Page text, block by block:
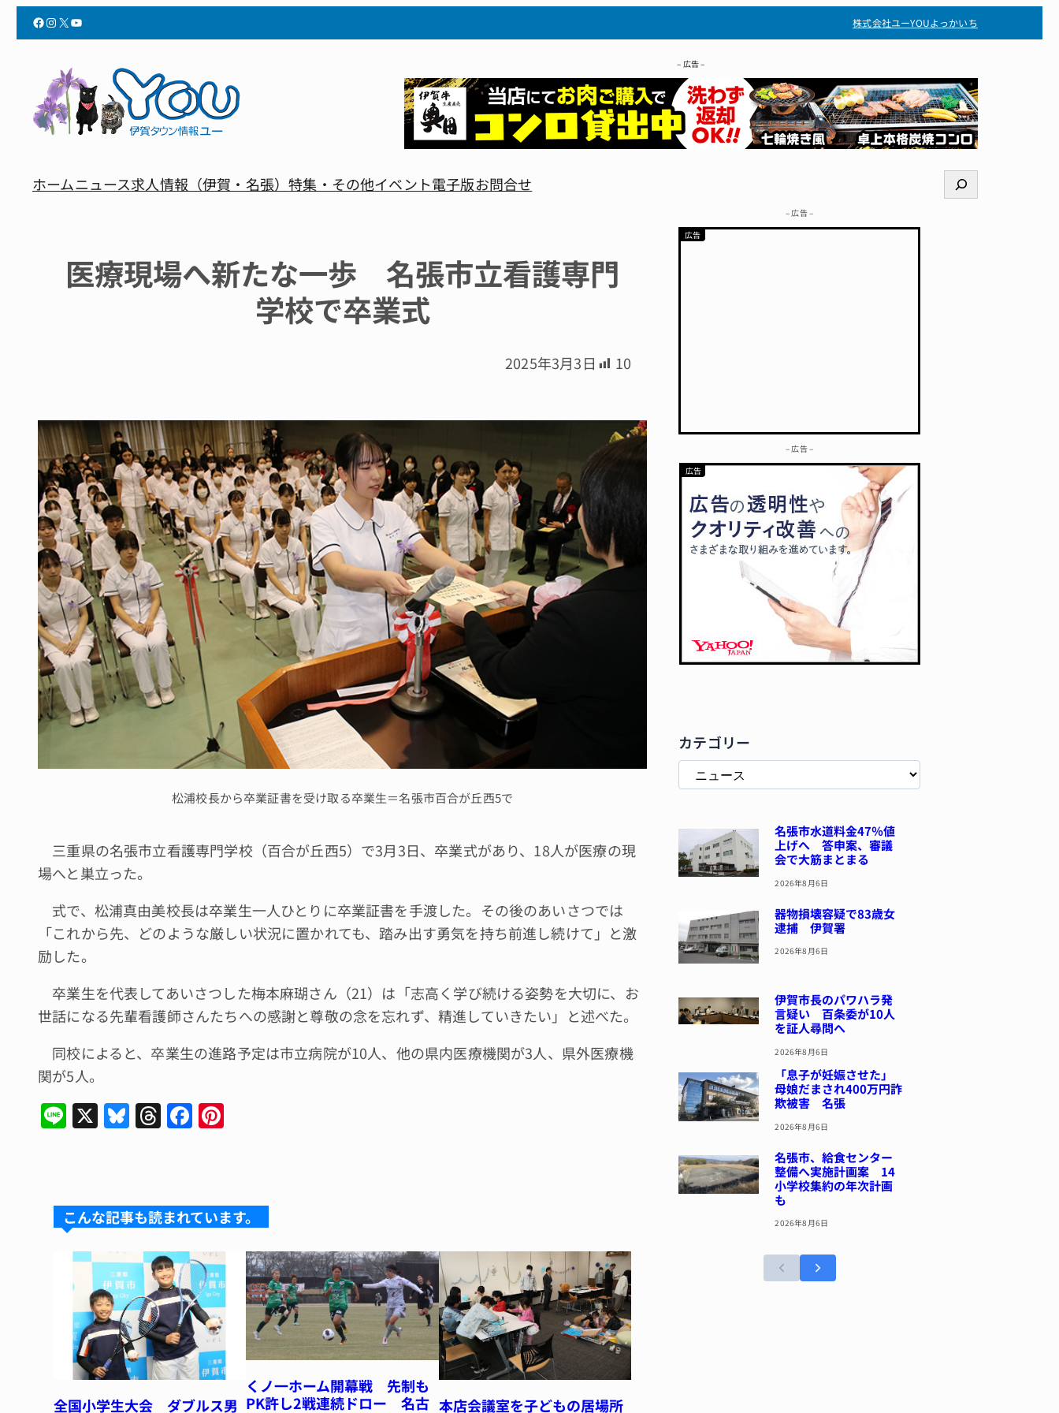
Facebook InstagramX YouTube 株式会社ユーYOUよっかいち
– 広告 –
ホームニュース求人情報（伊賀・名張）特集・その他イベント電子版お問合せ
検
索
医療現場へ新たな一歩 名張市立看護専門
学校で卒業式
2025年3月3日 10
松浦校長から卒業証書を受け取る卒業生＝名張市百合が丘西5で
三重県の名張市立看護専門学校（百合が丘西5）で3月3日、卒業式があり、18人が医療の現
場へと巣立った。
式で、松浦真由美校長は卒業生一人ひとりに卒業証書を手渡した。その後のあいさつでは
「これから先、どのような厳しい状況に置かれても、踏み出す勇気を持ち前進し続けて」と激
励した。
卒業生を代表してあいさつした梅本麻瑚さん（21）は「志高く学び続ける姿勢を大切に、お
世話になる先輩看護師さんたちへの感謝と尊敬の念を忘れず、精進していきたい」と述べた。
同校によると、卒業生の進路予定は市立病院が10人、他の県内医療機関が3人、県外医療機
関が5人。
Li X Bl
k
y
T
d
s
F
b
o
o
k
st
こんな記事も読まれています。
全国小学生大会 ダブルス男
くノ一ホーム開幕戦 先制も
PK許し2戦連続ドロー 名古 本店会議室を子どもの居場所
– 広告 –
– 広告 –
カテゴリー
名張市水道料金47％値
上げへ 答申案、審議
会で大筋まとまる
2026年8月6日
器物損壊容疑で83歳女
逮捕 伊賀署
2026年8月6日
伊賀市長のパワハラ発
言疑い 百条委が10人
を証人尋問へ
2026年8月6日
「息子が妊娠させた」
母娘だまされ400万円詐
欺被害 名張
2026年8月6日
名張市、給食センター
整備へ実施計画案 14
小学校集約の年次計画
も
2026年8月6日